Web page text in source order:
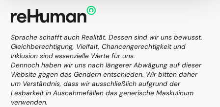
Sprache schafft auch Realität. Dessen sind wir uns bewusst.
Gleichberechtigung, Vielfalt, Chancengerechtigkeit und
Inklusion sind essenzielle Werte für uns.
Dennoch haben wir uns nach längerer Abwägung auf dieser
Website gegen das Gendern entschieden. Wir bitten daher
um Verständnis, dass wir ausschließlich aufgrund der
Lesbarkeit in Ausnahmefällen das generische Maskulinum
verwenden.